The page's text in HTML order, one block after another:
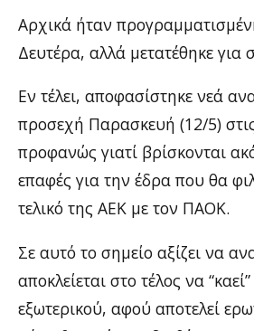
Αρχικά ήταν
Δευτέρα, αλλά μετατέθηκε για
Εν τέλει, αποφασίστηκε νεά
προσεχή Παρασκευή (12/5)
προφανώς γιατί βρίσκονται
επαφές για την έδρα που θα
τελικό της ΑΕΚ με τον ΠΑΟΚ.
Σε αυτό το σημείο αξίζει να
αποκλείεται στο τέλος να
εξωτερικού, αφού αποτελεί